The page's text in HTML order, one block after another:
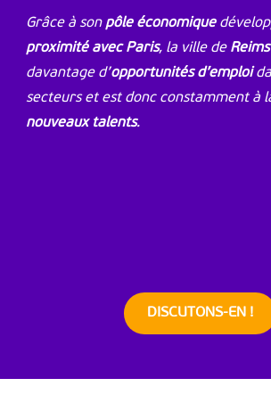
Grâce à son pôle économique
proximité avec Paris, la ville de Reims
davantage d’opportunités d’emploi
secteurs et est donc constamment à
nouveaux talents.
DISCUTONS-EN !